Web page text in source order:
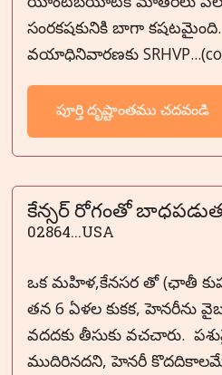
సంరకషకునికి బాగా కషటమైంది.
వయాధినివారణకు
పూర్తి దృష్టాంతము చదవండి
కేన్సర్ రోగంతో
02864...USA
ఒక మహిళ,కేనసర తో (ఛాతీ
తన 6 ఏళల కుకక, హెనరీను
వదదకు తీసుకు వచచారు.
ముదిరినదని, హెనరీ